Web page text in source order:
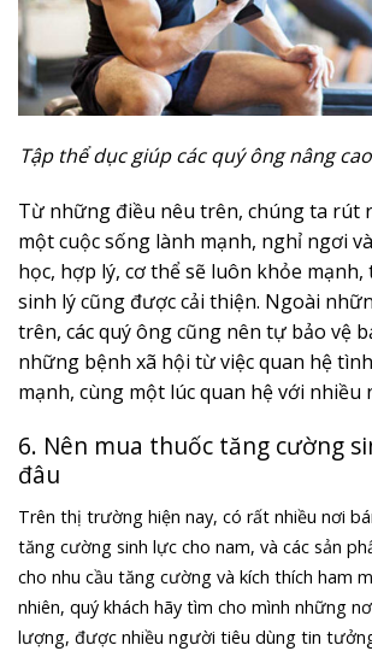
Tập thể dục giúp các quý ông nâng
Từ những điều nêu trên, chúng ta rút
một cuộc sống lành mạnh, nghỉ ngơi
học, hợp lý, cơ thể sẽ luôn khỏe
sinh lý cũng được cải thiện. Ngoài
trên, các quý ông cũng nên tự bảo vệ
những bệnh xã hội từ việc quan hệ
mạnh, cùng một lúc quan hệ với nhiều
6. Nên mua thuốc tăng cường
đâu
Trên thị trường hiện nay, có rất nhiều nơi
tăng cường sinh lực cho nam, và các sản
cho nhu cầu tăng cường và kích thích ham
nhiên, quý khách hãy tìm cho mình những
lượng, được nhiều người tiêu dùng tin